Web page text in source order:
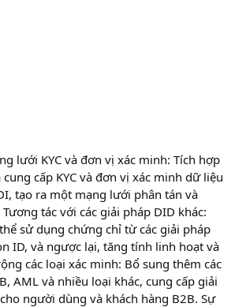
lưới KYC và đơn vị xác minh: Tích hợp
cấp KYC và đơn vị xác minh dữ liệu
tạo ra một mạng lưới phân tán và
tác với các giải pháp DID khác:
sử dụng chứng chỉ từ các giải pháp
ID, và ngược lại, tăng tính linh hoạt và
các loại xác minh: Bổ sung thêm các
AML và nhiều loại khác, cung cấp giải
người dùng và khách hàng B2B. Sự